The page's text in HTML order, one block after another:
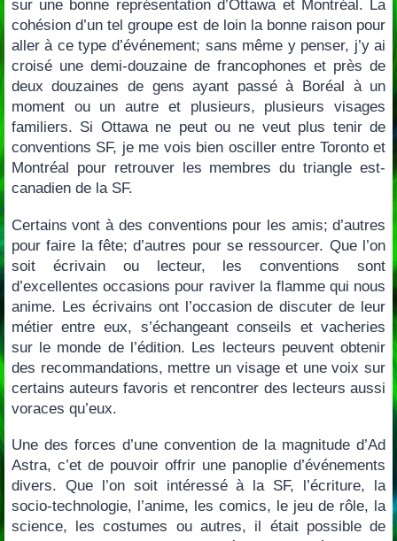
sur une bonne représentation d’Ottawa et Montréal. La
cohésion d’un tel groupe est de loin la bonne raison pour
aller à ce type d’événement; sans même y penser, j’y ai
croisé une demi-douzaine de francophones et près de
deux douzaines de gens ayant passé à Boréal à un
moment ou un autre et plusieurs, plusieurs visages
familiers. Si Ottawa ne peut ou ne veut plus tenir de
conventions SF, je me vois bien osciller entre Toronto et
Montréal pour retrouver les membres du triangle est-
canadien de la SF.
Certains vont à des conventions pour les amis; d’autres
pour faire la fête; d’autres pour se ressourcer. Que l’on
soit écrivain ou lecteur, les conventions sont
d’excellentes occasions pour raviver la flamme qui nous
anime. Les écrivains ont l’occasion de discuter de leur
métier entre eux, s’échangeant conseils et vacheries
sur le monde de l’édition. Les lecteurs peuvent obtenir
des recommandations, mettre un visage et une voix sur
certains auteurs favoris et rencontrer des lecteurs aussi
voraces qu’eux.
Une des forces d’une convention de la magnitude d’Ad
Astra, c’et de pouvoir offrir une panoplie d’événements
divers. Que l’on soit intéressé à la SF, l’écriture, la
socio-technologie, l’anime, les comics, le jeu de rôle, la
science, les costumes ou autres, il était possible de